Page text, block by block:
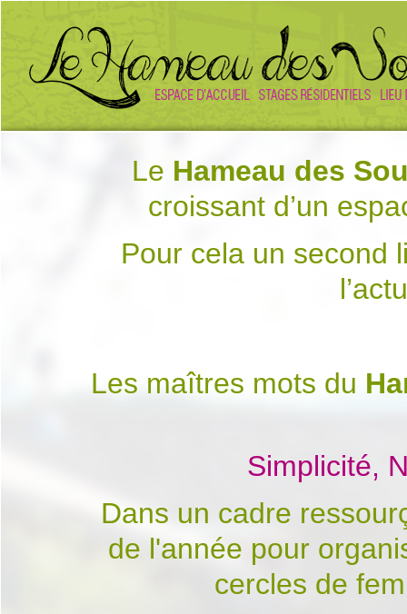
Le Hameau des
croissant d’un
Pour cela un second
Les maîtres mots du
Simplicité,
Dans un cadre
de l'année pour
cercles de